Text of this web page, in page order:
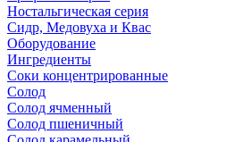
Ностальгическая серия
Сидр, Медовуха и Квас
Оборудование
Ингредиенты
Соки концентрированные
Солод
Солод ячменный
Солод пшеничный